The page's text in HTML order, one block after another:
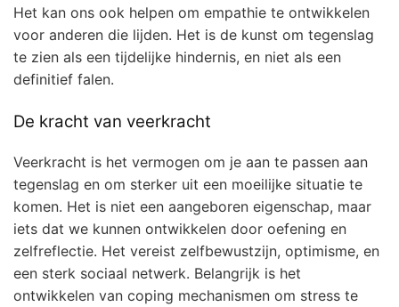
Het kan ons ook helpen om empathie te ontwikkelen
voor anderen die lijden. Het is de kunst om tegenslag
te zien als een tijdelijke hindernis, en niet als een
definitief falen.
De kracht van veerkracht
Veerkracht is het vermogen om je aan te passen aan
tegenslag en om sterker uit een moeilijke situatie te
komen. Het is niet een aangeboren eigenschap, maar
iets dat we kunnen ontwikkelen door oefening en
zelfreflectie. Het vereist zelfbewustzijn, optimisme, en
een sterk sociaal netwerk. Belangrijk is het
ontwikkelen van coping mechanismen om stress te